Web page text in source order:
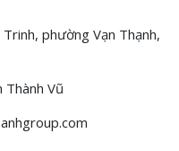
phường Vạn Thạnh,
Thành Vũ